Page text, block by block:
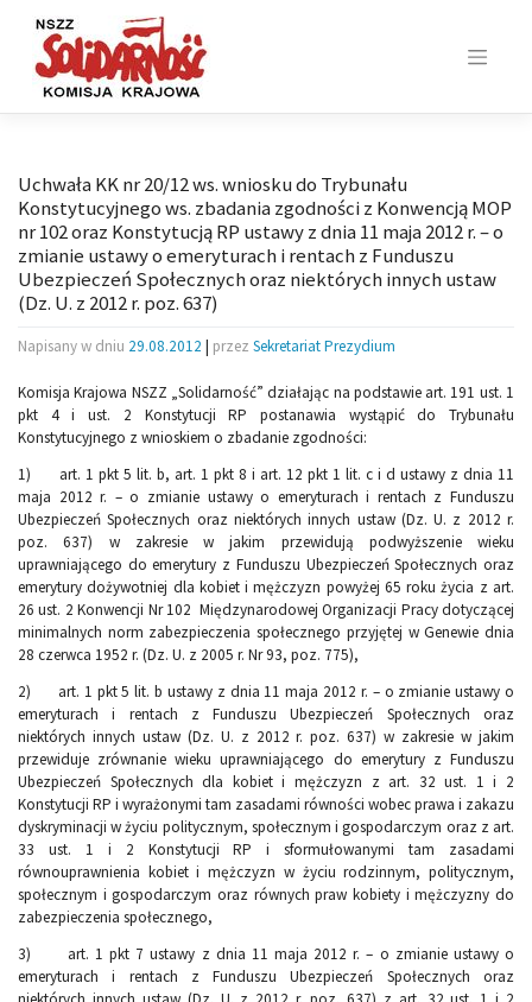
content
Uchwała KK nr 20/12 ws. wniosku do Trybunału
Konstytucyjnego ws. zbadania zgodności z Konwencją MOP
nr 102 oraz Konstytucją RP ustawy z dnia 11 maja 2012 r. – o
zmianie ustawy o emeryturach i rentach z Funduszu
Ubezpieczeń Społecznych oraz niektórych innych ustaw
(Dz. U. z 2012 r. poz. 637)
Napisany w dniu 29.08.2012 | przez Sekretariat Prezydium
Komisja Krajowa NSZZ „Solidarność” działając na podstawie art. 191 ust. 1
pkt 4 i ust. 2 Konstytucji RP postanawia wystąpić do Trybunału
Konstytucyjnego z wnioskiem o zbadanie zgodności:
1) art. 1 pkt 5 lit. b, art. 1 pkt 8 i art. 12 pkt 1 lit. c i d ustawy z dnia 11
maja 2012 r. – o zmianie ustawy o emeryturach i rentach z Funduszu
Ubezpieczeń Społecznych oraz niektórych innych ustaw (Dz. U. z 2012 r.
poz. 637) w zakresie w jakim przewidują podwyższenie wieku
uprawniającego do emerytury z Funduszu Ubezpieczeń Społecznych oraz
emerytury dożywotniej dla kobiet i mężczyzn powyżej 65 roku życia z art.
26 ust. 2 Konwencji Nr 102 Międzynarodowej Organizacji Pracy dotyczącej
minimalnych norm zabezpieczenia społecznego przyjętej w Genewie dnia
28 czerwca 1952 r. (Dz. U. z 2005 r. Nr 93, poz. 775),
2) art. 1 pkt 5 lit. b ustawy z dnia 11 maja 2012 r. – o zmianie ustawy o
emeryturach i rentach z Funduszu Ubezpieczeń Społecznych oraz
niektórych innych ustaw (Dz. U. z 2012 r. poz. 637) w zakresie w jakim
przewiduje zrównanie wieku uprawniającego do emerytury z Funduszu
Ubezpieczeń Społecznych dla kobiet i mężczyzn z art. 32 ust. 1 i 2
Konstytucji RP i wyrażonymi tam zasadami równości wobec prawa i zakazu
dyskryminacji w życiu politycznym, społecznym i gospodarczym oraz z art.
33 ust. 1 i 2 Konstytucji RP i sformułowanymi tam zasadami
równouprawnienia kobiet i mężczyzn w życiu rodzinnym, politycznym,
społecznym i gospodarczym oraz równych praw kobiety i mężczyzny do
zabezpieczenia społecznego,
3) art. 1 pkt 7 ustawy z dnia 11 maja 2012 r. – o zmianie ustawy o
emeryturach i rentach z Funduszu Ubezpieczeń Społecznych oraz